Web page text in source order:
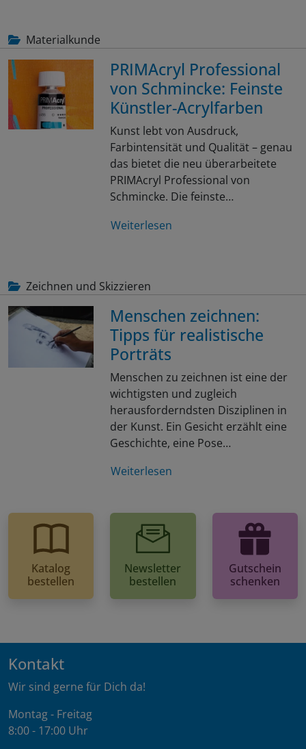
Materialkunde
PRIMAcryl Professional
von Schmincke: Feinste
Künstler-Acrylfarben
Kunst lebt von Ausdruck,
Farbintensität und Qualität – genau
das bietet die neu überarbeitete
PRIMAcryl Professional von
Schmincke. Die feinste…
Weiterlesen
Zeichnen und Skizzieren
Menschen zeichnen:
Tipps für realistische
Porträts
Menschen zu zeichnen ist eine der
wichtigsten und zugleich
herausforderndsten Disziplinen in
der Kunst. Ein Gesicht erzählt eine
Geschichte, eine Pose…
Weiterlesen
Katalog
bestellen
Newsletter
bestellen
Gutschein
schenken
Kontakt
Wir sind gerne für Dich da!
Montag - Freitag
8:00 - 17:00 Uhr